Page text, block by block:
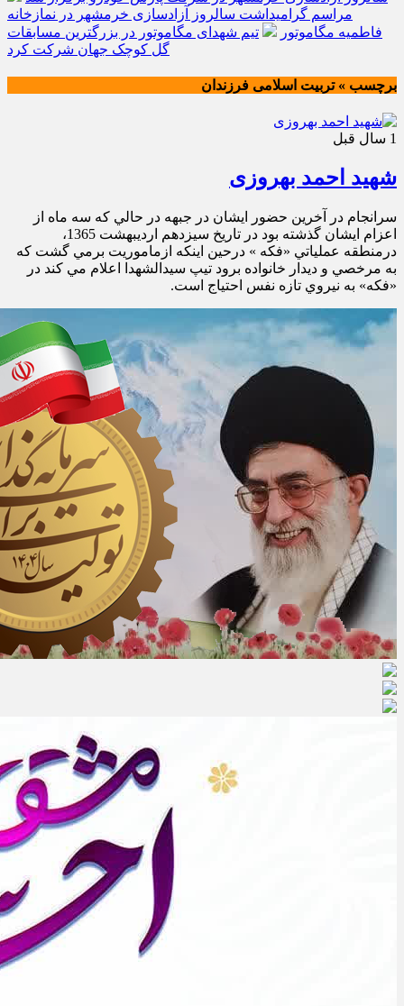
مراسم گرامیداشت سالروز آزادسازی خرمشهر در نمازخانه
فاطمیه مگاموتور
تیم شهدای مگاموتور در بزرگترین مسابقات
گل کوچک جهان شرکت کرد
برچسب » تربیت اسلامی فرزندان
1 سال قبل
شهید احمد بهروزی
سرانجام در آخرين حضور ايشان در جبهه در حالي كه سه ماه از
اعزام ايشان گذشته بود در تاريخ سیزدهم اردیبهشت 1365،
درمنطقه عملياتي «فكه » درحين اينكه ازماموريت برمي گشت كه
به مرخصي و دیدار خانواده برود تيپ سيدالشهدا اعلام مي كند در
«فكه» به نيروي تازه نفس احتياج است.